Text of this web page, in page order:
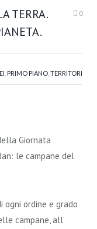
TERRA.
0
PRIMO PIANO TERRITORI
Giornata
le campane del
ordine e grado
campane, all’